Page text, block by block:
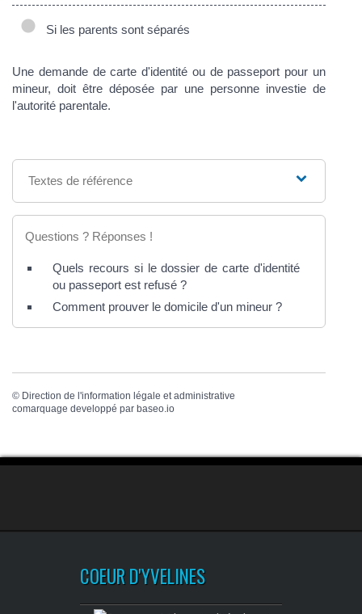
Si les parents sont séparés
Une demande de carte d'identité ou de passeport pour un
mineur, doit être déposée par une personne investie de
l'autorité parentale.
Textes de référence
Questions ? Réponses !
Quels recours si le dossier de carte d'identité
ou passeport est refusé ?
Comment prouver le domicile d'un mineur ?
© Direction de l'information légale et administrative
comarquage developpé par baseo.io
COEUR D'YVELINES